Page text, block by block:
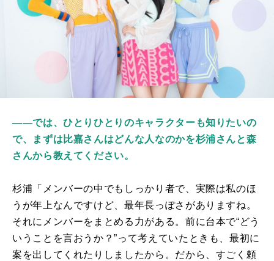
――では、ひとりひとりのキャラクターも知りたいの
で、まずは比嘉さんはどんな人なのかを杉浦さんと森
さんから教えてください。
杉浦「メンバーの中でもしっかり者で、実際は私のほ
うが年上なんですけど、最年長っぽさがありますね。
それにメンバーをまとめる力がある。前に台本で“どう
いうことを言おうか？”って考えていたときも、最初に
案を出してくれたりしましたから。だから、すごく頼